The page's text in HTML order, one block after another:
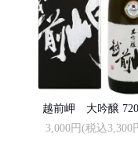
越前岬 大吟醸
3,000円(税込3,300